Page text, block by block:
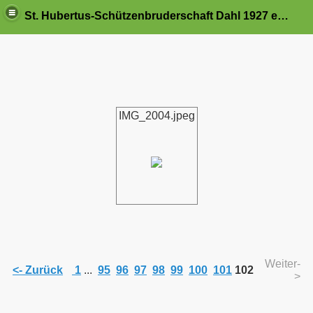
St. Hubertus-Schützenbruderschaft Dahl 1927 e.V.
IMG_2004.jpeg
<- Zurück 1 ... 95 96 97 98 99 100 101 102
Weiter-
>